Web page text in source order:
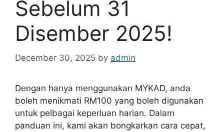
Sebelum 31
Disember 2025!
December 30, 2025 by admin
Dengan hanya menggunakan MYKAD, anda
boleh menikmati RM100 yang boleh digunakan
untuk pelbagai keperluan harian. Dalam
panduan ini, kami akan bongkarkan cara cepat,